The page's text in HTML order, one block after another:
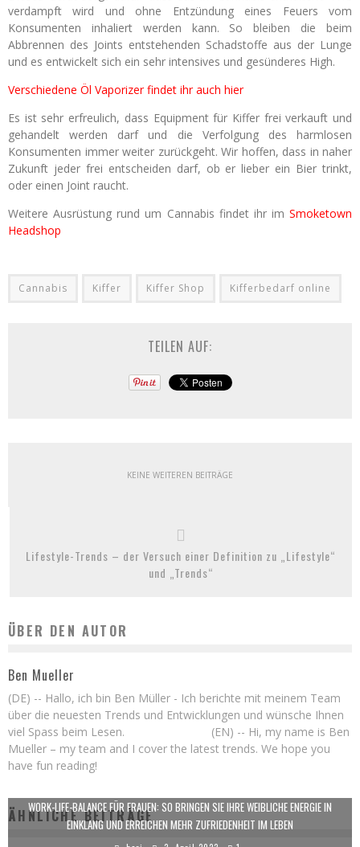
verdampft wird und ohne Entzündung eines Feuers vom
Konsumenten inhaliert werden kann. So bleiben die beim
Abbrennen des Joints entstehenden Schadstoffe aus der Lunge
und es entwickelt sich ein sehr intensives und gesünderes High.
Verschiedene Öl Vaporizer findet ihr auch hier
Es ist sehr erfreulich, dass Equipment für Kiffer frei verkauft und
gehandelt werden darf und die Verfolgung des harmlosen
Konsumenten immer weiter zurückgeht. Wir hoffen, dass in naher
Zukunft jeder frei entscheiden darf, ob er lieber ein Bier trinkt,
oder einen Joint raucht.
Weitere Ausrüstung rund um Cannabis findet ihr im Smoketown
Headshop
Cannabis Kiffer Kiffer Shop Kifferbedarf online
TEILEN AUF:
KEINE WEITEREN BEITRÄGE
Lifestyle-Trends – der Versuch einer Definition zu „Lifestyle“
und „Trends“
ÜBER DEN AUTOR
Ben Mueller
(DE) -- Hallo, ich bin Ben Müller - Ich berichte mit meinem Team
über die neuesten Trends und Entwicklungen und wünsche Ihnen
viel Spass beim Lesen. (EN) -- Hi, my name is Ben
Mueller – my team and I cover the latest trends. We hope you
have fun reading!
ÄHNLICHE BEITRÄGE
WORK-LIFE-BALANCE FÜR FRAUEN: SO BRINGEN SIE IHRE WEIBLICHE ENERGIE IN
EINKLANG UND ERREICHEN MEHR ZUFRIEDENHEIT IM LEBEN